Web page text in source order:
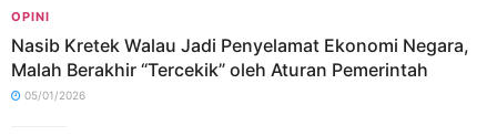
OPINI
Nasib Kretek Walau Jadi Penyelamat Ekonomi Negara,
Malah Berakhir “Tercekik” oleh Aturan Pemerintah
05/01/2026